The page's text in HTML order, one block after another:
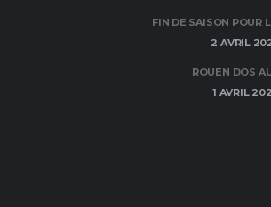
FIN DE SAISON POUR
2 AVRIL
ROUEN DOS
1 AVRIL